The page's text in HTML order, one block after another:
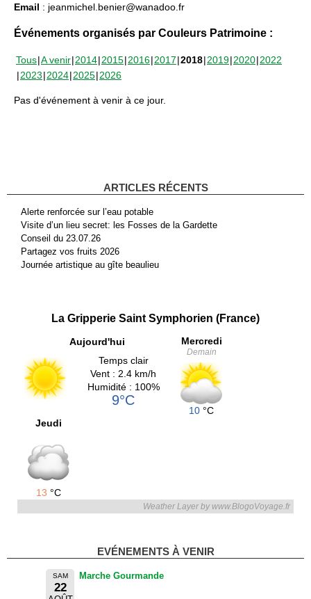
Email : jeanmichel.benier@wanadoo.fr
Événements organisés par Couleurs Patrimoine :
Tous A venir 2014 2015 2016 2017 2018 2019 2020 2022
2023 2024 2025 2026
Pas d'événement à venir à ce jour.
ARTICLES RÉCENTS
Alerte renforcée sur l’eau potable
Visite d’un lieu secret: les Fosses de la Gardette
Conseil du 23.07.26
Partagez vos fruits 2026
Journée artistique au gîte beaulieu
La Gripperie Saint Symphorien (France)
Aujourd'hui
Temps clair
Vent : 2.4 km/h
Humidité : 100%
9°C
Mercredi
Demain
10 °C
Jeudi
13 °C
Weather Layer by www.BlogoVoyage.fr
EVÉNEMENTS À VENIR
SAM
22
Marche Gourmande